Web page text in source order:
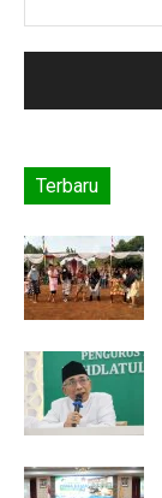
Terbaru